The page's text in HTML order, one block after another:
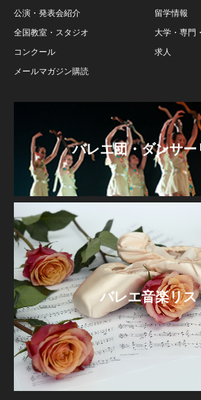
公演・発表会紹介
全国教室・スタジオ
コンクール
メールマガジン購読
留学情報
大学・専門
求人
バレエ団・ダンサー
バレエ音楽リス